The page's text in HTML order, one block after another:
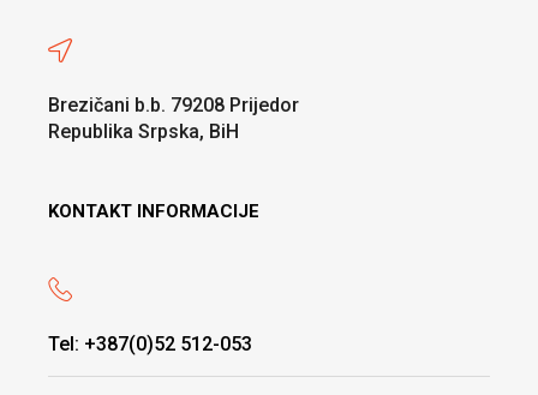
Brezičani b.b. 79208 Prijedor
Republika Srpska, BiH
KONTAKT INFORMACIJE
Tel: +387(0)52 512-053